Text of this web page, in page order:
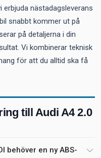
nästadagsleverans
snabbt kommer ut på
på detaljerna i din
Vi kombinerar teknisk
för att du alltid ska få
till Audi A4 2.0
behöver en ny ABS-